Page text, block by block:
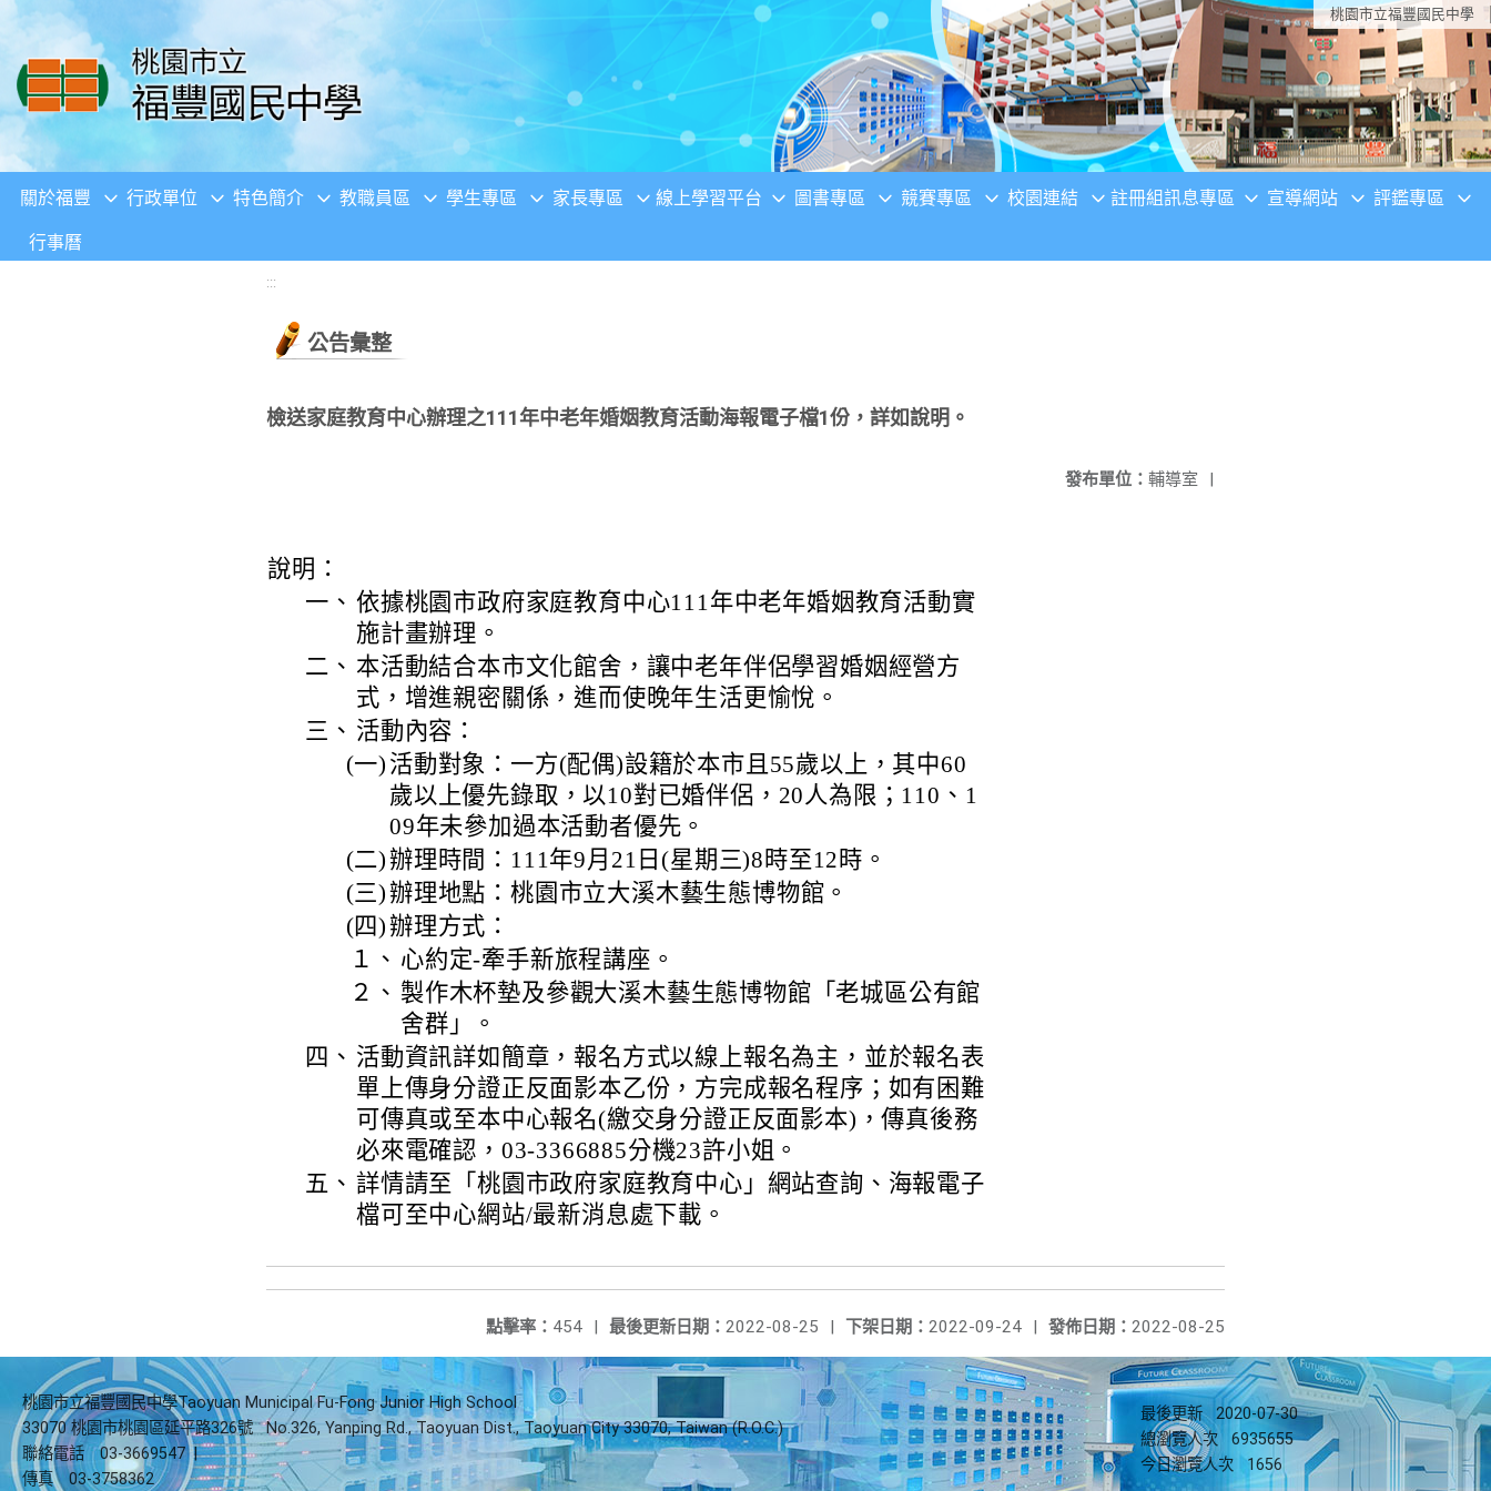
移至網頁之主要內容區位置 桃園市立福豐國民中學
關於福豐 行政單位 特色簡介 教職員區 學生專區 家長專區 線上學習平台 圖書專區 競賽專區 校園連結 註冊組訊息專區 宣導網站 評鑑專區
行事曆
:::
公告彙整
檢送家庭教育中心辦理之111年中老年婚姻教育活動海報電子檔1份，詳如說明。
發布單位： 輔導室 |
說明：
一、 依據桃園市政府家庭教育中心111年中老年婚姻教育活動實
施計畫辦理。
二、 本活動結合本市文化館舍，讓中老年伴侶學習婚姻經營方
式，增進親密關係，進而使晚年生活更愉悅。
三、 活動內容：
(一) 活動對象：一方(配偶)設籍於本市且55歲以上，其中60
歲以上優先錄取，以10對已婚伴侶，20人為限；110、1
09年未參加過本活動者優先。
(二)辦理時間：111年9月21日(星期三)8時至12時。
(三)辦理地點：桃園市立大溪木藝生態博物館。
(四)辦理方式：
１、 心約定-牽手新旅程講座。
２、 製作木杯墊及參觀大溪木藝生態博物館「老城區公有館
舍群」。
四、 活動資訊詳如簡章，報名方式以線上報名為主，並於報名表
單上傳身分證正反面影本乙份，方完成報名程序；如有困難
可傳真或至本中心報名(繳交身分證正反面影本)，傳真後務
必來電確認，03-3366885分機23許小姐。
五、 詳情請至「桃園市政府家庭教育中心」網站查詢、海報電子
檔可至中心網站/最新消息處下載。
發佈日期： 2022-08-25
下架日期： 2022-09-24 |
最後更新日期： 2022-08-25 |
點擊率： 454 |
桃園市立福豐國民中學Taoyuan Municipal Fu-Fong Junior High School
33070 桃園市桃園區延平路326號
No.326, Yanping Rd., Taoyuan Dist., Taoyuan City 33070, Taiwan (R.O.C.)
聯絡電話
03-3669547 |
傳真
03-3758362
最後更新
2020-07-30
總瀏覽人次
6935655
今日瀏覽人次
1656